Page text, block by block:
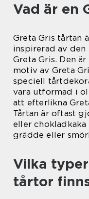
Vad är en
Greta Gris tårtan
inspirerad av
Greta Gris. Den
motiv av Greta
speciell
vara utformad i
att efterlikna
Tårtan är oftast
eller
grädde eller
Vilka
tårtor